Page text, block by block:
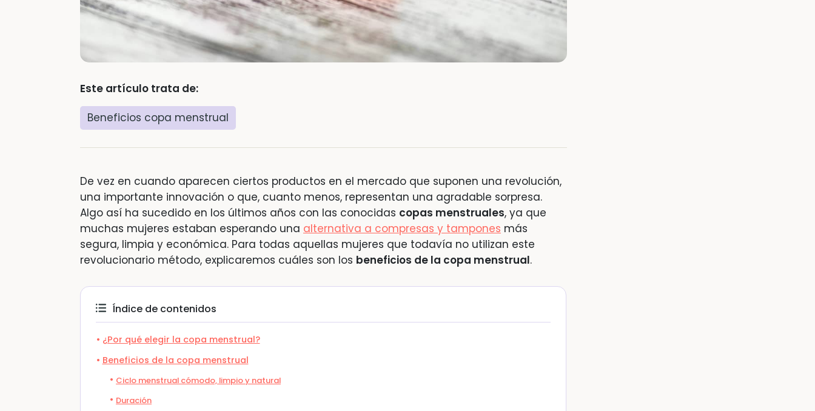
Este artículo trata de:
Beneficios copa menstrual
De vez en cuando aparecen ciertos productos en el mercado que suponen una revolución,
una importante innovación o que, cuanto menos, representan una agradable sorpresa.
Algo así ha sucedido en los últimos años con las conocidas copas menstruales, ya que
muchas mujeres estaban esperando una alternativa a compresas y tampones más
segura, limpia y económica. Para todas aquellas mujeres que todavía no utilizan este
revolucionario método, explicaremos cuáles son los beneficios de la copa menstrual.
Índice de contenidos
¿Por qué elegir la copa menstrual?
Beneficios de la copa menstrual
Ciclo menstrual cómodo, limpio y natural
Duración